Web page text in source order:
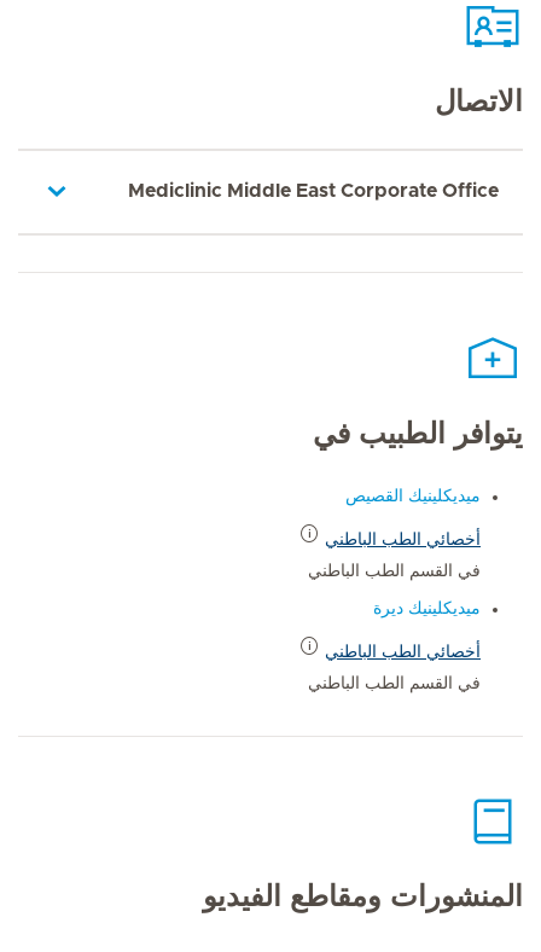
الاتصال
Mediclinic Middle East Corporate Office
يتوافر الطبيب في
ميديكلينيك القصيص
أخصائي الطب الباطني
في القسم الطب الباطني
ميديكلينيك ديرة
أخصائي الطب الباطني
في القسم الطب الباطني
المنشورات ومقاطع الفيديو